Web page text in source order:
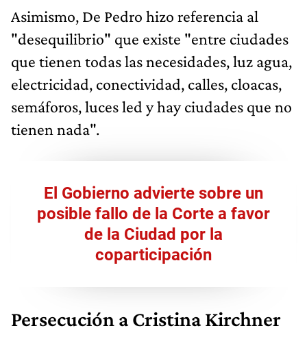
Asimismo, De Pedro hizo referencia al
"desequilibrio" que existe "entre ciudades
que tienen todas las necesidades, luz agua,
electricidad, conectividad, calles, cloacas,
semáforos, luces led y hay ciudades que no
tienen nada".
El Gobierno advierte sobre un
posible fallo de la Corte a favor
de la Ciudad por la
coparticipación
Persecución a Cristina Kirchner